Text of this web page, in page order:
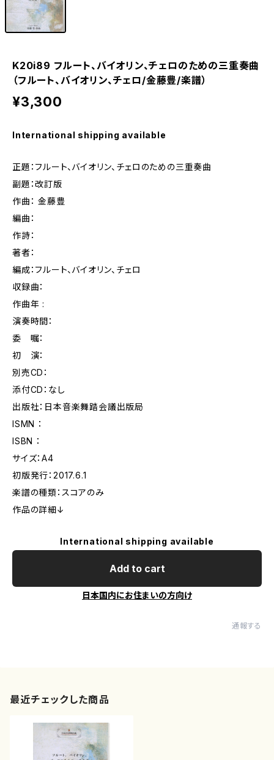
K20i89 フルート、バイオリン、チェロのための三重奏曲
（フルート、バイオリン、チェロ/金藤豊/楽譜）
¥3,300
International shipping available
正題：フルート、バイオリン、チェロのための三重奏曲
副題：改訂版
作曲： 金藤豊
編曲：
作詩：
著者：
編成：フルート、バイオリン、チェロ
収録曲：
作曲年 :
演奏時間：
委 嘱：
初 演：
別売CD：
添付CD：なし
出版社：日本音楽舞踏会議出版局
ISMN ：
ISBN ：
サイズ：A4
初版発行：2017.6.1
楽譜の種類：スコアのみ
作品の詳細↓
International shipping available
Add to cart
日本国内にお住まいの方向け
通報する
最近チェックした商品